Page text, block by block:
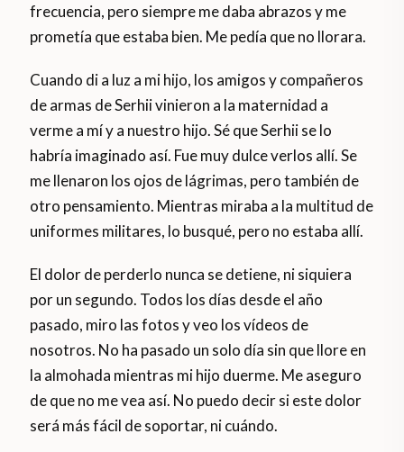
frecuencia, pero siempre me daba abrazos y me
prometía que estaba bien. Me pedía que no llorara.
Cuando di a luz a mi hijo, los amigos y compañeros
de armas de Serhii vinieron a la maternidad a
verme a mí y a nuestro hijo. Sé que Serhii se lo
habría imaginado así. Fue muy dulce verlos allí. Se
me llenaron los ojos de lágrimas, pero también de
otro pensamiento. Mientras miraba a la multitud de
uniformes militares, lo busqué, pero no estaba allí.
El dolor de perderlo nunca se detiene, ni siquiera
por un segundo. Todos los días desde el año
pasado, miro las fotos y veo los vídeos de
nosotros. No ha pasado un solo día sin que llore en
la almohada mientras mi hijo duerme. Me aseguro
de que no me vea así. No puedo decir si este dolor
será más fácil de soportar, ni cuándo.